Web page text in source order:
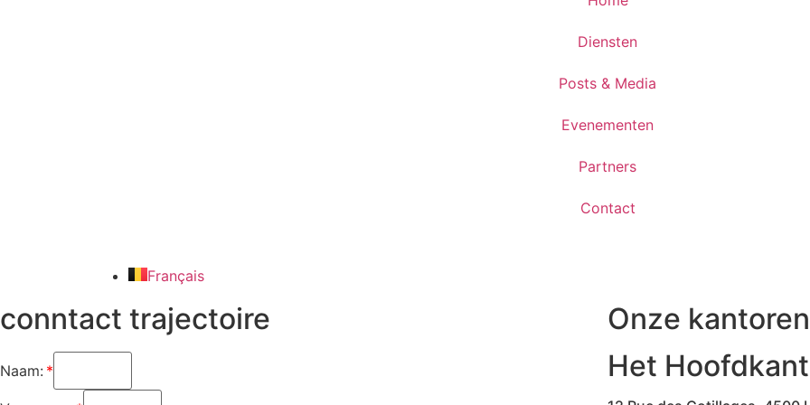
Diensten
Posts & Media
Evenementen
Partners
Contact
Français
conntact trajectoire
Naam:
Onze kantoren
Het